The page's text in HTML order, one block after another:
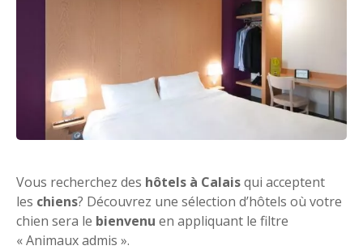
Vous recherchez des hôtels à Calaisqui acceptent
les chiens? Découvrez une sélection d’hôtels où votre
chien sera le bienvenu en appliquant le filtre
« Animaux admis ».